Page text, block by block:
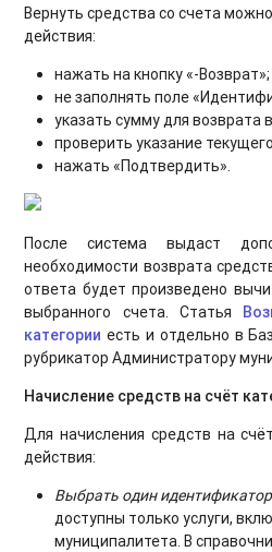
Вернуть средства со счета
действия:
нажать на кнопку «-Возврат»;
не заполнять поле
указать сумму для возврата
проверить указание
нажать «Подтвердить».
После система выдаст
необходимости возврата
ответа будет произведено
выбранного счета. Статья
категории есть и отдельно в
рубрикатор Администратору
Начисление средств на счёт
Для начисления средств на
действия:
Выбрать один идентификатор
доступны только услуги,
муниципалитета. В